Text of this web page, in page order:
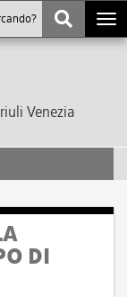
Venezia
DI